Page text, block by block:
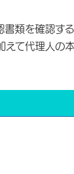
類を確認す
て代理人の